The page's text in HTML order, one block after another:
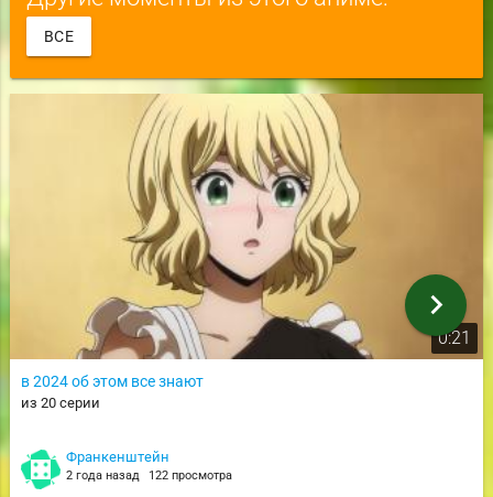
ВСЕ
0:21
в 2024 об этом все знают
из 20 серии
Франкенштейн
2 года назад 122 просмотра
chevron_right